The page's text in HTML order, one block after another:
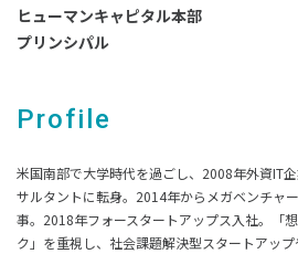
ヒューマンキャピタル本部
プリンシパル
Profile
米国南部で大学時代を過ごし、2008年外資IT
サルタントに転身。2014年からメガベンチャ
事。2018年フォースタートアップス入社。「
ク」を重視し、社会課題解決型スタートアッ